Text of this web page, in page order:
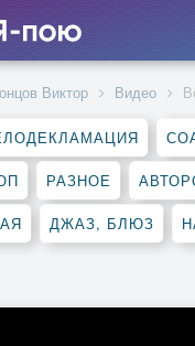
Виктор Видео
РАЗНОЕ
ДЖАЗ, БЛЮЗ